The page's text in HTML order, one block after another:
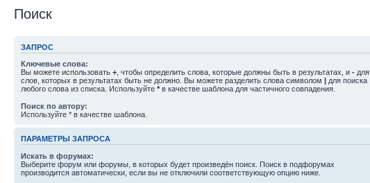
Поиск
ЗАПРОС
Ключевые слова:
Вы можете использовать + , чтобы определить слова, которые должны быть в результатах, и - для
слов, которых в результатах быть не должно. Вы можете разделить слова символом | для поиска
любого слова из списка. Используйте * в качестве шаблона для частичного совпадения.
Поиск по автору:
Используйте * в качестве шаблона.
ПАРАМЕТРЫ ЗАПРОСА
Искать в форумах:
Выберите форум или форумы, в которых будет произведён поиск. Поиск в подфорумах
производится автоматически, если вы не отключили соответствующую опцию ниже.